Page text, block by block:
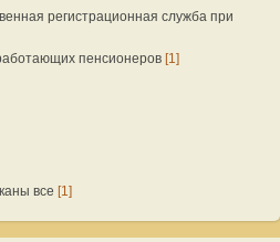
регистрационная служба при
пенсионеров [1]
все [1]